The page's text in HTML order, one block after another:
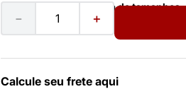
Ver guia de tamanhos
＋
－
Calcule seu frete aqui